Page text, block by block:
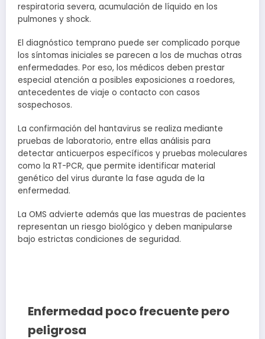
respiratoria severa, acumulación de líquido en los
pulmones y shock.
El diagnóstico temprano puede ser complicado porque
los síntomas iniciales se parecen a los de muchas otras
enfermedades. Por eso, los médicos deben prestar
especial atención a posibles exposiciones a roedores,
antecedentes de viaje o contacto con casos
sospechosos.
La confirmación del hantavirus se realiza mediante
pruebas de laboratorio, entre ellas análisis para
detectar anticuerpos específicos y pruebas moleculares
como la RT-PCR, que permite identificar material
genético del virus durante la fase aguda de la
enfermedad.
La OMS advierte además que las muestras de pacientes
representan un riesgo biológico y deben manipularse
bajo estrictas condiciones de seguridad.
Enfermedad poco frecuente pero
peligrosa